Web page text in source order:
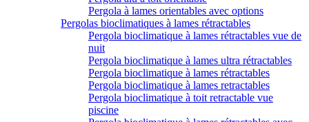
Pergola à lames orientables avec options
Pergolas bioclimatiques à lames rétractables
Pergola bioclimatique à lames rétractables vue de
nuit
Pergola bioclimatique à lames ultra rétractables
Pergola bioclimatique à lames rétractables
Pergola bioclimatique à lames retractables
Pergola bioclimatique à toit retractable vue
piscine